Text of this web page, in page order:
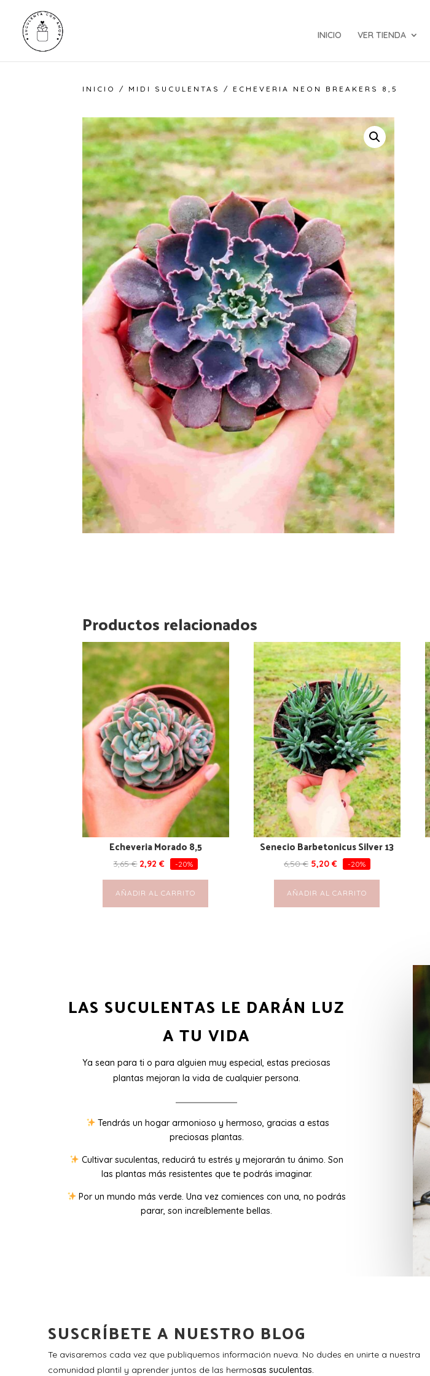
INICIO VER TIENDA
INICIO / MIDI SUCULENTAS / ECHEVERIA NEON BREAKERS 8,5
Productos relacionados
Echeveria Morado 8,5
3,65€ 2,92€ -20%
AÑADIR AL CARRITO
Senecio Barbetonicus Silver 13
6,50€ 5,20 € -20%
AÑADIR AL CARRITO
LAS SUCULENTAS LE DARÁN LUZ
A TU VIDA
Ya sean para ti o para alguien muy especial, estas preciosas
plantas mejoran la vida de cualquier persona.
Tendrás un hogar armonioso y hermoso, gracias a estas
preciosas plantas.
Cultivar suculentas, reducirá tu estrés y mejorarán tu ánimo. Son
las plantas más resistentes que te podrás imaginar.
Por un mundo más verde. Una vez comiences con una, no podrás
parar, son increíblemente bellas.
SUSCRÍBETE A NUESTRO BLOG
Te avisaremos cada vez que publiquemos información nueva. No dudes en unirte a nuestra
comunidad plantil y aprender juntos de las hermosas suculentas.